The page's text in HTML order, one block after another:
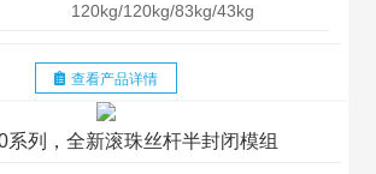
120kg/120kg/83kg/43kg
查看产品详情
系列，全新滚珠丝杆半封闭模组